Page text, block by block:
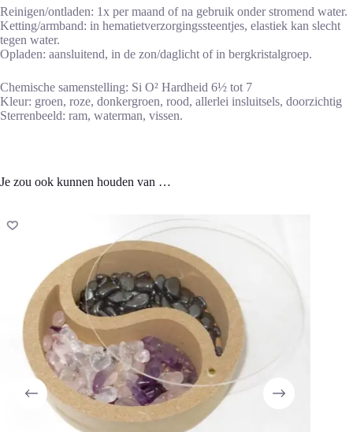
Reinigen/ontladen: 1x per maand of na gebruik onder stromend water.
Ketting/armband: in hematietverzorgingssteentjes, elastiek kan slecht
tegen water.
Opladen: aansluitend, in de zon/daglicht of in bergkristalgroep.
Chemische samenstelling: Si O² Hardheid 6½ tot 7
Kleur: groen, roze, donkergroen, rood, allerlei insluitsels, doorzichtig
Sterrenbeeld: ram, waterman, vissen.
Je zou ook kunnen houden van …